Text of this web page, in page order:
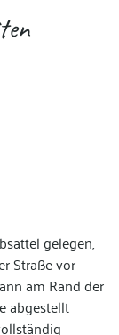
gelegen,
Straße vor
am Rand der
abgestellt